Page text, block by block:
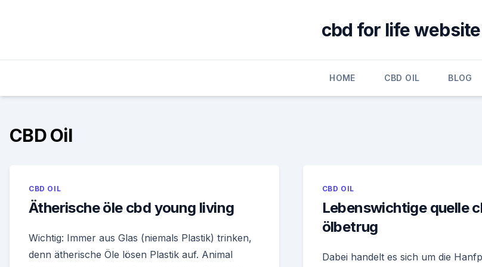
cbd for life website
HOME CBD OIL BLOG
CBD Oil
CBD OIL
Ätherische öle cbd young living
Wichtig: Immer aus Glas (niemals Plastik) trinken,
denn ätherische Öle lösen Plastik auf. Animal
CBD OIL
Lebenswichtige quelle
ölbetrug
Dabei handelt es sich um die